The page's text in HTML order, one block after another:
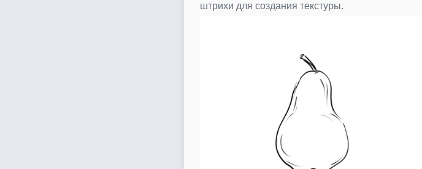
штрихи для создания текстуры.